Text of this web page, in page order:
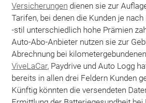
Versicherungen dienen sie zur
Tarifen, bei denen die Kunden je
-stil unterschiedlich hohe Prämien
Auto-Abo-Anbieter nutzen sie zur
Abrechnung bei
ViveLaCar, Paydrive und Auto Logg
bereits in allen drei Feldern Kunden
Künftig könnten die versendeten